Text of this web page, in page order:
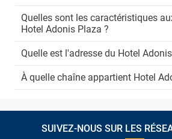
Quelles sont les caractéristiques
Hotel Adonis Plaza ?
Quelle est l'adresse du Hotel
À quelle chaîne appartient Hotel
SUIVEZ-NOUS SUR LES